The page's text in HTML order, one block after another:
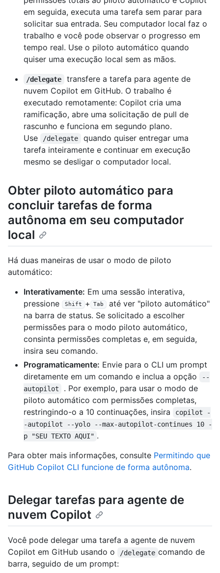
em seguida, executa uma tarefa sem parar para
solicitar sua entrada. Seu computador local faz o
trabalho e você pode observar o progresso em
tempo real. Use o piloto automático quando
quiser uma execução local sem as mãos.
/delegate
transfere a tarefa para agente de
nuvem Copilot em GitHub. O trabalho é
executado remotamente: Copilot cria uma
ramificação, abre uma solicitação de pull de
rascunho e funciona em segundo plano.
Use
/delegate
quando quiser entregar uma
tarefa inteiramente e continuar em execução
mesmo se desligar o computador local.
Obter piloto automático para
concluir tarefas de forma
autônoma em seu computador
local
Há duas maneiras de usar o modo de piloto
automático:
Interativamente: Em uma sessão interativa,
pressione
Shift + Tab
até ver "piloto automático"
na barra de status. Se solicitado a escolher
permissões para o modo piloto automático,
consinta permissões completas e, em seguida,
insira seu comando.
Programaticamente: Envie para o CLI um prompt
diretamente em um comando e inclua a opção
--
autopilot
. Por exemplo, para usar o modo de
piloto automático com permissões completas,
restringindo-o a 10 continuações, insira
copilot -
-autopilot --yolo --max-autopilot-continues 10 -
p "SEU TEXTO AQUI" .
Para obter mais informações, consulte Permitindo que
GitHub Copilot CLI funcione de forma autônoma.
Delegar tarefas para agente de
nuvem Copilot
Você pode delegar uma tarefa a agente de nuvem
Copilot em GitHub usando o
/delegate comando de
barra, seguido de um prompt: